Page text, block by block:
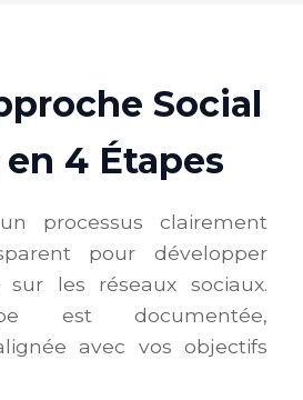
Social
4 Étapes
processus clairement
pour développer
les réseaux sociaux.
est documentée,
avec vos objectifs